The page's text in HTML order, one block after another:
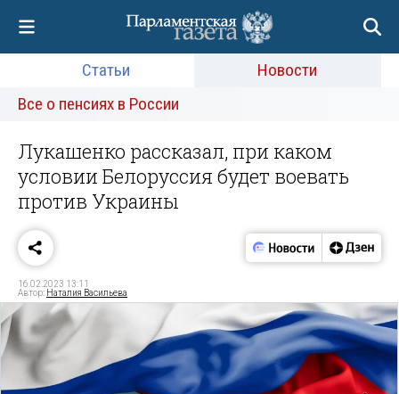
Статьи
Новости
Все о пенсиях в России
Лукашенко рассказал, при каком
условии Белоруссия будет воевать
против Украины
16.02.2023 13:11
Автор: Наталия Васильева